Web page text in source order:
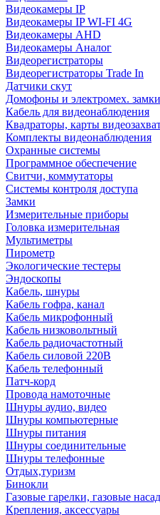
Видеокамеры IP
Видеокамеры IP WI-FI 4G
Видеокамеры AHD
Видеокамеры Аналог
Видеорегистраторы
Видеорегистраторы Trade In
Датчики скут
Домофоны и электромех. замки
Кабель для видеонаблюдения
Квадраторы, карты
Комплекты видеонаблюдения
Охранные системы
Программное обеспечение
Свитчи, коммутаторы
Системы контроля доступа
Замки
Измерительные приборы
Головка измерительная
Мультиметры
Пирометр
Экологические тестеры
Эндоскопы
Кабель, шнуры
Кабель гофра, канал
Кабель микрофонный
Кабель низковольтный
Кабель радиочастотный
Кабель силовой 220В
Кабель телефонный
Патч-корд
Провода намоточные
Шнуры аудио, видео
Шнуры компьютерные
Шнуры питания
Шнуры соединительные
Шнуры телефонные
Отдых,туризм
Бинокли
Газовые гарелки, газовые
Крепления, аксессуары